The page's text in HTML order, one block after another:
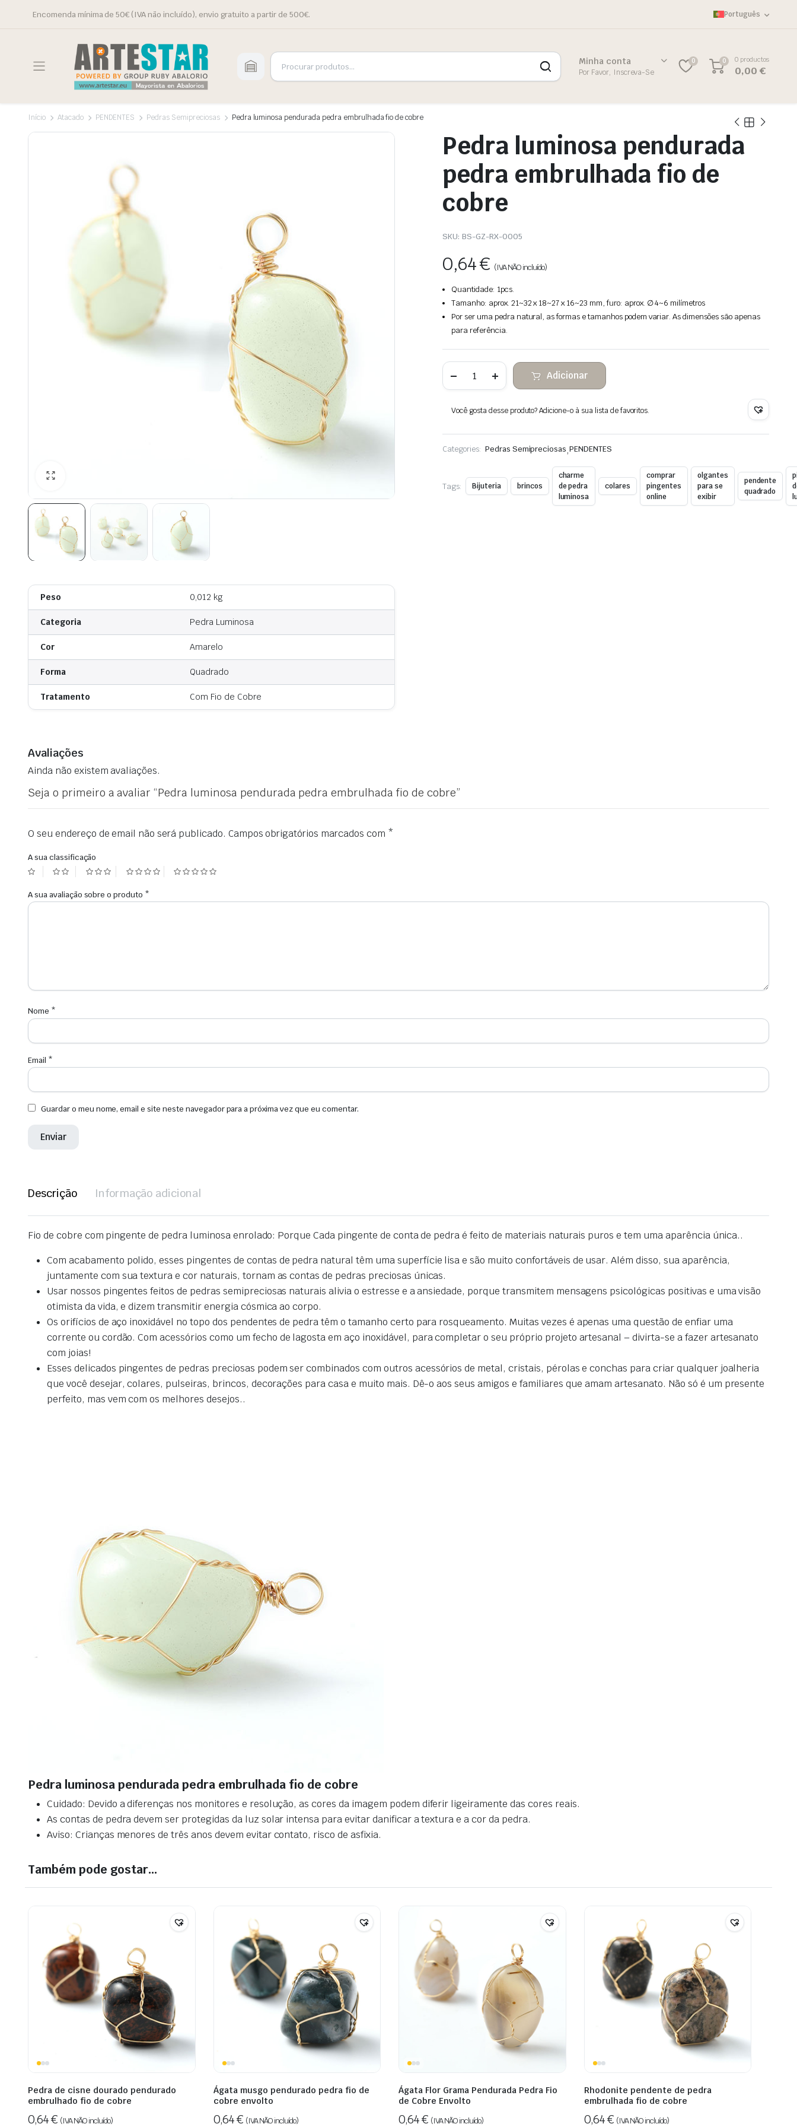
Encomenda mínima de 50€ (IVA não incluído), envio gratuito a partir de 500€. Português
Minha conta
Por Favor, Inscreva-Se
0 0 0 productos
0,00€
Início Atacado PENDENTES Pedras Semipreciosas Pedra luminosa pendurada pedra embrulhada fio de cobre
Peso 0,012 kg
Categoria Pedra Luminosa
Cor Amarelo
Forma Quadrado
Tratamento Com Fio de Cobre
Pedra luminosa pendurada
pedra embrulhada fio de
cobre
SKU: BS-GZ-RX-0005
0,64€ (IVA NÃO incluído)
Quantidade: 1pcs.
Tamanho: aprox. 21~32 x 18~27 x 16~23 mm, furo: aprox. ∅ 4~6 milímetros
Por ser uma pedra natural, as formas e tamanhos podem variar. As dimensões são apenas
para referência.
Pedra
pendurada
pedra
fio
de
Adicionar
Você gosta desse produto? Adicione-o à sua lista de favoritos.
Categories: Pedras Semipreciosas,PENDENTES
Tags: Bijuteria brincos
charme
de pedra
luminosa
colares
comprar
pingentes
online
olgantes
para se
exibir
pendente
quadrado
Avaliações
Ainda não existem avaliações.
Seja o primeiro a avaliar “Pedra luminosa pendurada pedra embrulhada fio de cobre”
O seu endereço de email não será publicado. Campos obrigatórios marcados com *
A sua classificação
A sua avaliação sobre o produto *
Nome *
Email *
Guardar o meu nome, email e site neste navegador para a próxima vez que eu comentar.
Descrição Informação adicional
Fio de cobre com pingente de pedra luminosa enrolado: PorqueCada pingente de conta de pedra é feito de materiais naturais puros e tem uma aparência única..
Com acabamento polido, esses pingentes de contas de pedra natural têm uma superfície lisa e são muito confortáveis ​​de usar.Além disso, sua aparência,
juntamente com sua textura e cor naturais, tornam as contas de pedras preciosas únicas.
Usar nossos pingentes feitos de pedras semipreciosas naturais alivia o estresse e a ansiedade, porque transmitem mensagens psicológicas positivas e uma visão
otimista da vida, e dizem transmitir energia cósmica ao corpo.
Os orifícios de aço inoxidável no topo dos pendentes de pedra têm o tamanho certo para rosqueamento. Muitas vezes é apenas uma questão de enfiar uma
corrente ou cordão.Com acessórios como um fecho de lagosta em aço inoxidável, para completar o seu próprio projeto artesanal – divirta-se a fazer artesanato
com joias!
Esses delicados pingentes de pedras preciosas podem ser combinados com outros acessórios de metal, cristais, pérolas e conchas para criar qualquer joalheria
que você desejar, colares, pulseiras, brincos, decorações para casa e muito mais. Dê-o aos seus amigos e familiares que amam artesanato. Não só é um presente
perfeito, mas vem com os melhores desejos..
Pedra luminosa pendurada pedra embrulhada fio de cobre
Cuidado: Devido a diferenças nos monitores e resolução, as cores da imagem podem diferir ligeiramente das cores reais.
As contas de pedra devem ser protegidas da luz solar intensa para evitar danificar a textura e a cor da pedra.
Aviso: Crianças menores de três anos devem evitar contato, risco de asfixia.
Também pode gostar…
Pedra de cisne dourado pendurado
embrulhado fio de cobre
0,64€ (IVA NÃO incluído)
Ágata musgo pendurado pedra fio de
cobre envolto
0,64€ (IVA NÃO incluído)
Ágata Flor Grama Pendurada Pedra Fio
de Cobre Envolto
0,64€ (IVA NÃO incluído)
Rhodonite pendente de pedra
embrulhada fio de cobre
0,64€ (IVA NÃO incluído)